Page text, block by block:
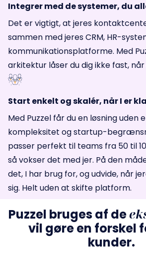
Integrer med de systemer, du
Det er vigtigt, at jeres
sammen med jeres CRM, HR-
kommunikationsplatforme. Med
arkitektur låser du dig ikke fast,
Start enkelt og skalér, når I er
Med Puzzel får du en løsning uden
kompleksitet og startup-
passer perfekt til teams fra 50 til
så vokser det med jer. På den
det, I har brug for, og udvide, når
sig. Helt uden at skifte platform.
Puzzel bruges af de
vil gøre en forskel
kunder.